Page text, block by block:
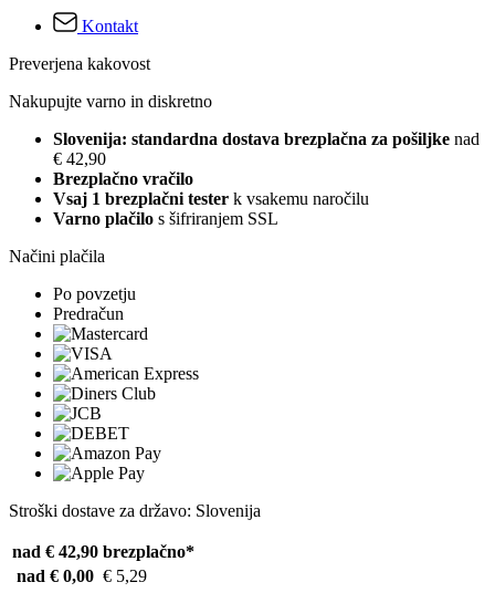
Kontakt
Preverjena kakovost
Nakupujte varno in diskretno
Slovenija: standardna dostava brezplačna za pošiljke nad
€ 42,90
Brezplačno vračilo
Vsaj 1 brezplačni tester k vsakemu naročilu
Varno plačilo s šifriranjem SSL
Načini plačila
Po povzetju
Predračun
Stroški dostave za državo: Slovenija
nad € 42,90 brezplačno*
nad € 0,00 € 5,29